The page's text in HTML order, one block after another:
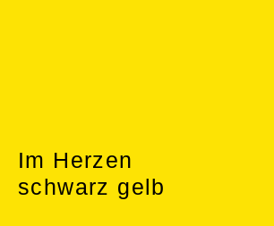
Im Herzen
schwarz gelb